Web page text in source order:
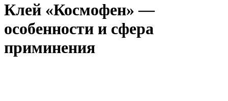
Клей «Космофен» —
особенности и сфера
приминения